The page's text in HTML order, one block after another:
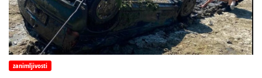
zanimljivosti